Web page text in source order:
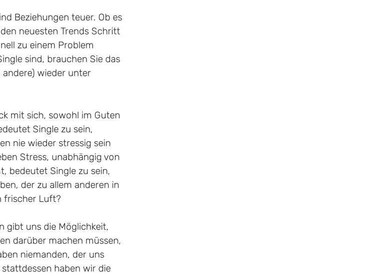
Beziehungen teuer. Ob es
neuesten Trends Schritt
zu einem Problem
sind, brauchen Sie das
andere) wieder unter
mit sich, sowohl im Guten
Single zu sein,
nie wieder stressig sein
Stress, unabhängig von
bedeutet Single zu sein,
der zu allem anderen in
frischer Luft?
gibt uns die Möglichkeit,
darüber machen müssen,
niemanden, der uns
haben wir die